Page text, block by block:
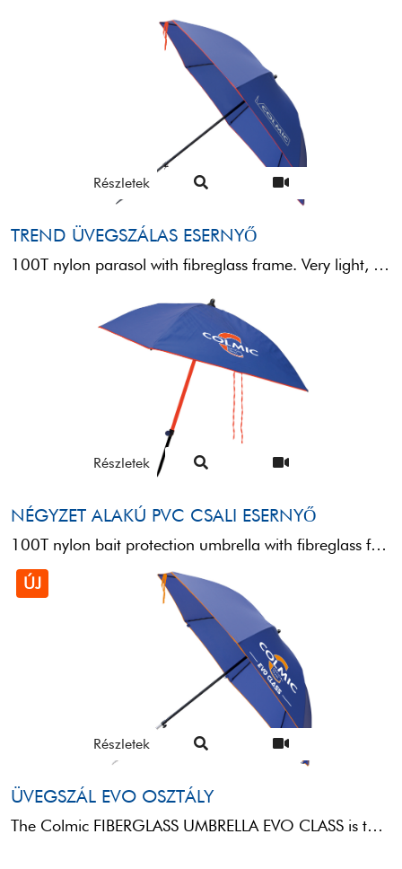
Részletek
TREND ÜVEGSZÁLAS ESERNYŐ
100T nylon parasol with fibreglass frame. Very light, practical and sturdy, it is a must-have item in ...
Részletek
NÉGYZET ALAKÚ PVC CSALI ESERNYŐ
100T nylon bait protection umbrella with fibreglass frame. Very light, practical and sturdy, it is a must-have ...
Részletek
ÚJ
ÜVEGSZÁL EVO OSZTÁLY
The Colmic FIBERGLASS UMBRELLA EVO CLASS is the ideal solution for anglers who want comfort, protection and ...